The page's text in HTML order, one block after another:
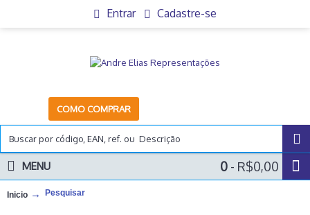
Entrar Cadastre-se
COMO COMPRAR
0 - R$0,00
MENU
Inicio Pesquisar